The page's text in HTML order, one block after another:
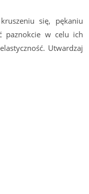
się, pękaniu
paznokcie w celu ich
Utwardzaj